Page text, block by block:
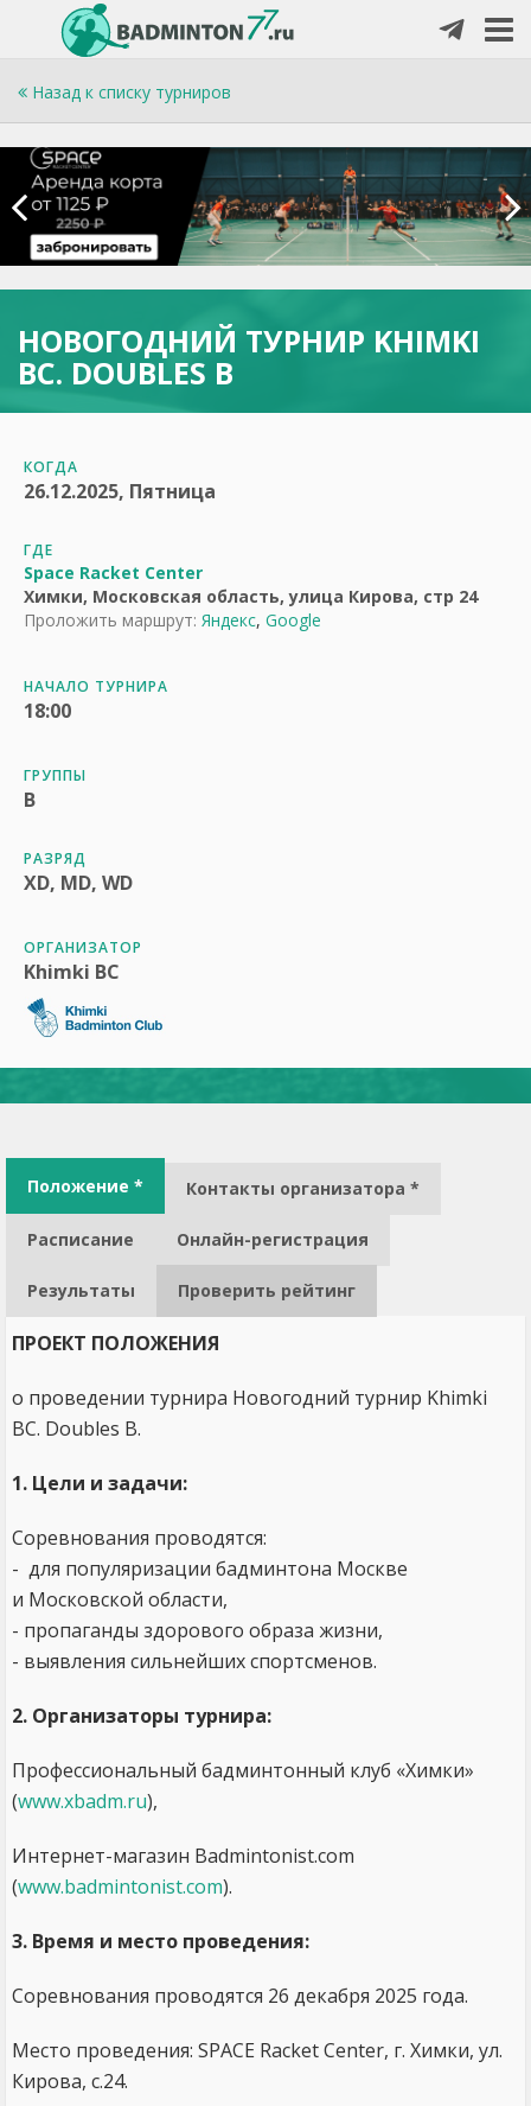
Назад к списку турниров
НОВОГОДНИЙ ТУРНИР KHIMKI
BC. DOUBLES B
КОГДА
26.12.2025, Пятница
ГДЕ
Space Racket Center
Химки, Московская область, улица Кирова, стр 24
Проложить маршрут: Яндекс, Google
НАЧАЛО ТУРНИРА
18:00
ГРУППЫ
B
РАЗРЯД
XD, MD, WD
ОРГАНИЗАТОР
Khimki BC
Положение * Контакты организатора *
Расписание Онлайн-регистрация
Результаты Проверить рейтинг
ПРОЕКТ ПОЛОЖЕНИЯ
о проведении турнира Новогодний турнир Khimki
BC. Doubles B.
1. Цели и задачи:
Соревнования проводятся:
- для популяризации бадминтона Москве
и Московской области,
- пропаганды здорового образа жизни,
- выявления сильнейших спортсменов.
2. Организаторы турнира:
Профессиональный бадминтонный клуб «Химки»
(www.xbadm.ru),
Интернет-магазин Badmintonist.com
(www.badmintonist.com).
3. Время и место проведения:
Соревнования проводятся 26 декабря 2025 года.
Место проведения: SPACE Racket Center, г. Химки, ул.
Кирова, с.24.